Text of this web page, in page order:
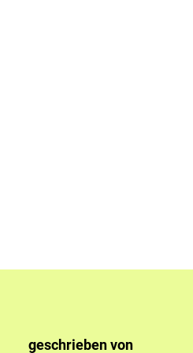
geschrieben von